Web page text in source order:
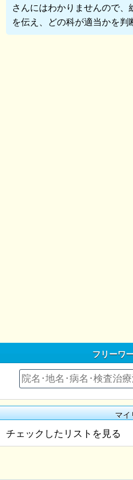
さんにはわかりませんので
を伝え、どの科が適当かを判
フリーワ
マイ
チェックしたリストを見る